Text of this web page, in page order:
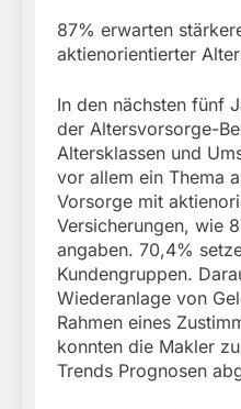
87% erwarten
aktienorientierter
In den nächsten fünf
der Altersvorsorge-
Altersklassen und
vor allem ein Thema
Vorsorge mit
Versicherungen, wie
angaben. 70,4%
Kundengruppen.
Wiederanlage von
Rahmen eines
konnten die Makler
Trends Prognosen